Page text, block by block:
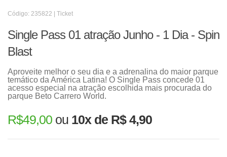
Código: 235822 | Ticket
Single Pass 01 atração Junho - 1 Dia - Spin
Blast
Aproveite melhor o seu dia e a adrenalina do maior parque
temático da América Latina! O Single Pass concede 01
acesso especial na atração escolhida mais procurada do
parque Beto Carrero World.
R$49,00 ou 10x de R$ 4,90